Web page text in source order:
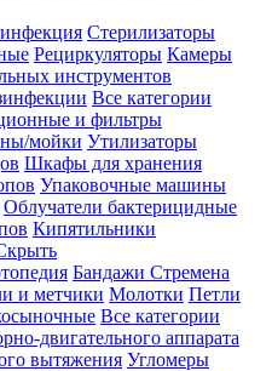
Стерилизаторы
Рециркуляторы Камеры
инструментов
Все категории
и фильтры
мойки Утилизаторы
Шкафы для хранения
Упаковочные машины
Облучатели бактерицидные
Кипятильники
Бандажи Стремена
и метчики Молотки Петли
Все категории
двигательного аппарата
вытяжения Угломеры